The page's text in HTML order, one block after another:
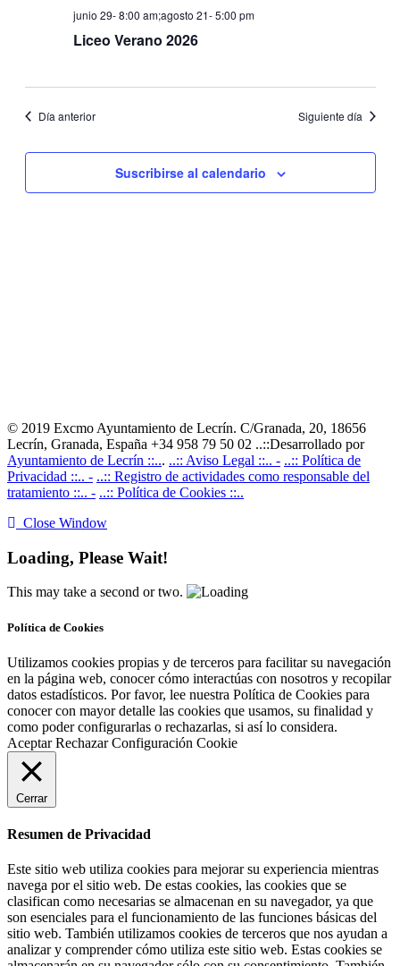
junio 29- 8:00 am;agosto 21- 5:00 pm
Liceo Verano 2026
Día anterior Siguiente día
Suscribirse al calendario
© 2019 Excmo Ayuntamiento de Lecrín. C/Granada, 20, 18656
Lecrín, Granada, España +34 958 79 50 02 ..::Desarrollado por
Ayuntamiento de Lecrín ::... ..:: Aviso Legal ::.. - ..:: Política de
Privacidad ::.. - ..:: Registro de actividades como responsable del
tratamiento ::.. - ..:: Política de Cookies ::..
Close Window
Loading, Please Wait!
This may take a second or two.
Política de Cookies
Utilizamos cookies propias y de terceros para facilitar su navegación
en la página web, conocer cómo interactúas con nosotros y recopilar
datos estadísticos. Por favor, lee nuestra Política de Cookies para
conocer con mayor detalle las cookies que usamos, su finalidad y
como poder configurarlas o rechazarlas, si así lo considera.
Aceptar Rechazar Configuración Cookie
Cerrar
Resumen de Privacidad
Este sitio web utiliza cookies para mejorar su experiencia mientras
navega por el sitio web. De estas cookies, las cookies que se
clasifican como necesarias se almacenan en su navegador, ya que
son esenciales para el funcionamiento de las funciones básicas del
sitio web. También utilizamos cookies de terceros que nos ayudan a
analizar y comprender cómo utiliza este sitio web. Estas cookies se